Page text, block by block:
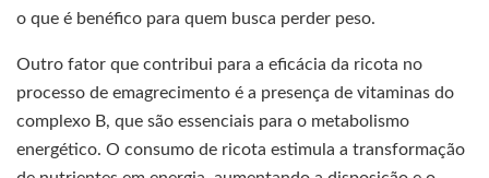
o que é benéfico para quem busca perder peso.
Outro fator que contribui para a eficácia da ricota no
processo de emagrecimento é a presença de vitaminas do
complexo B, que são essenciais para o metabolismo
energético. O consumo de ricota estimula a transformação